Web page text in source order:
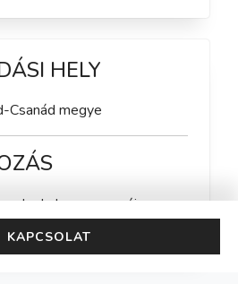
HELY
Csanád megye
de hamarosan újra
KAPCSOLAT